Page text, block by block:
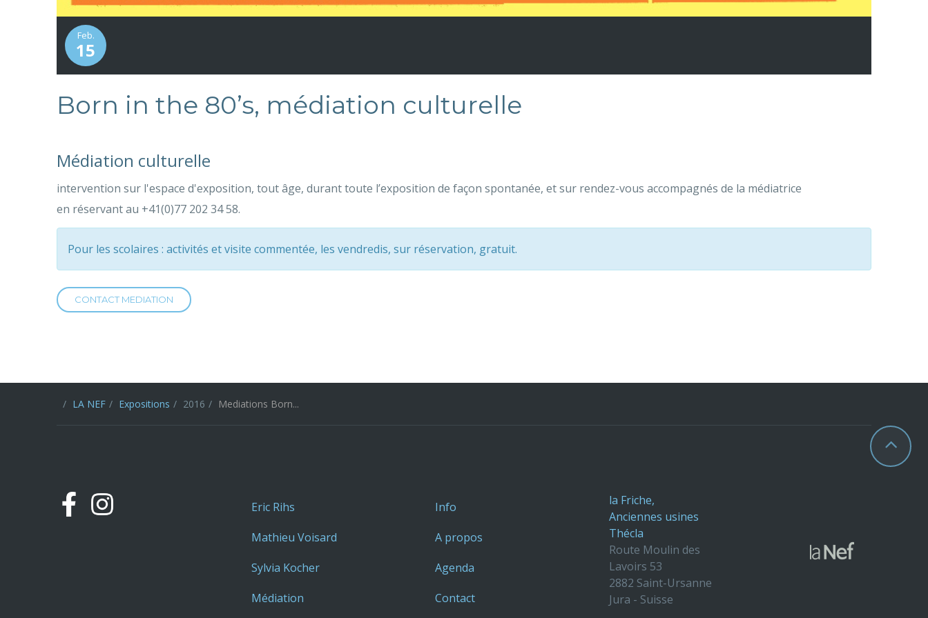
Feb.
15
Born in the 80’s, médiation culturelle
Médiation culturelle
intervention sur l'espace d'exposition, tout âge, durant toute l’exposition de façon spontanée, et sur rendez-vous accompagnés de la médiatrice
en réservant au +41(0)77 202 34 58.
Pour les scolaires : activités et visite commentée, les vendredis, sur réservation, gratuit.
CONTACT MEDIATION
LA NEF Expositions 2016 Mediations Born...
Eric Rihs
Mathieu Voisard
Sylvia Kocher
Médiation
Info
A propos
Agenda
Contact
la Friche,
Anciennes usines
Thécla
Route Moulin des
Lavoirs 53
2882 Saint-Ursanne
Jura - Suisse